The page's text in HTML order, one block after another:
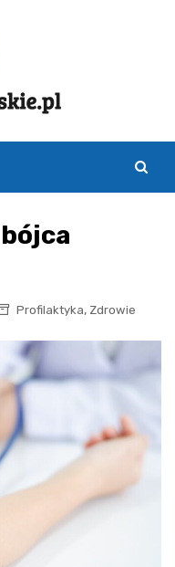
Profilaktyka, Zdrowie